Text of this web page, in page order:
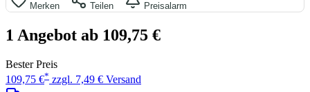
Merken Teilen Preisalarm
1 Angebot ab 109,75 €
Bester Preis
109,75 €* zzgl. 7,49 € Versand